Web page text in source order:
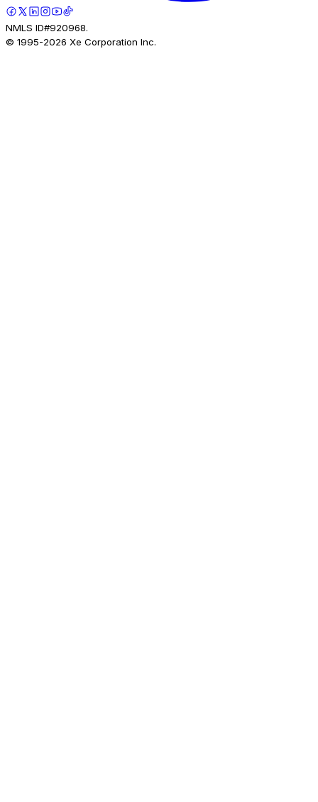
NMLS ID#920968.
© 1995-2026 Xe Corporation Inc.